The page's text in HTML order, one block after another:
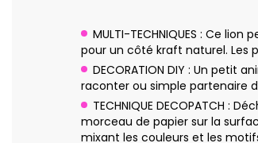
MULTI-TECHNIQUES : Ce
pour un côté kraft naturel. Les
DECORATION DIY : Un
raconter ou simple partenaire
TECHNIQUE DECOPATCH :
morceau de papier sur la
mixant les couleurs et les